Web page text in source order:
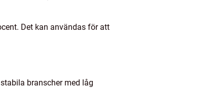
Det kan användas för att
branscher med låg